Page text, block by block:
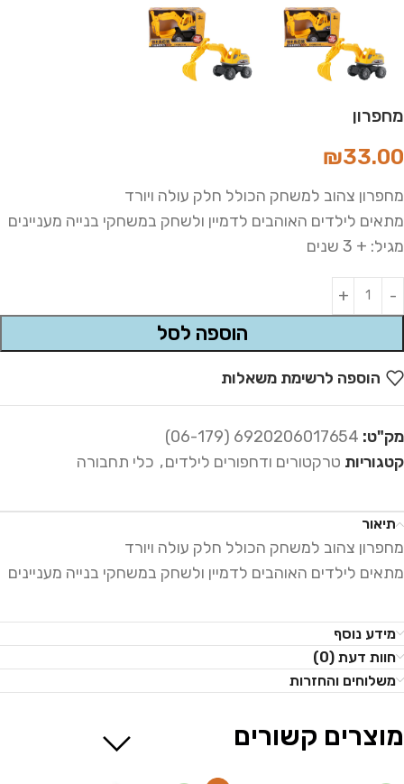
מחפרון
₪33.00
מחפרון צהוב למשחק הכולל חלק עולה ויורד
מתאים לילדים האוהבים לדמיין ולשחק במשחקי בנייה מעניינים
מגיל: + 3 שנים
הוספה לסל
Alternative:
הוספה לרשימת משאלות
מק"ט: 6920206017654 (06-179)
קטגוריות טרקטורים ודחפורים לילדים, כלי תחבורה
תיאור
מחפרון צהוב למשחק הכולל חלק עולה ויורד
מתאים לילדים האוהבים לדמיין ולשחק במשחקי בנייה מעניינים
מידע נוסף
חוות דעת (0)
משלוחים והחזרות
מוצרים קשורים